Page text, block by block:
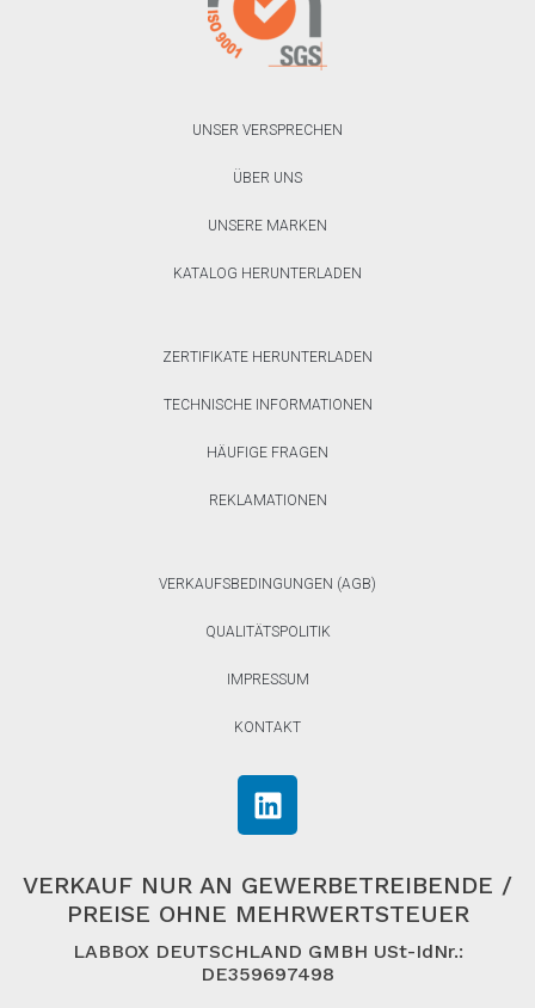
UNSER VERSPRECHEN
ÜBER UNS
UNSERE MARKEN
KATALOG HERUNTERLADEN
ZERTIFIKATE HERUNTERLADEN
TECHNISCHE INFORMATIONEN
HÄUFIGE FRAGEN
REKLAMATIONEN
VERKAUFSBEDINGUNGEN (AGB)
QUALITÄTSPOLITIK
IMPRESSUM
KONTAKT
VERKAUF NUR AN GEWERBETREIBENDE /
PREISE OHNE MEHRWERTSTEUER
LABBOX DEUTSCHLAND GMBH USt-IdNr.:
DE359697498